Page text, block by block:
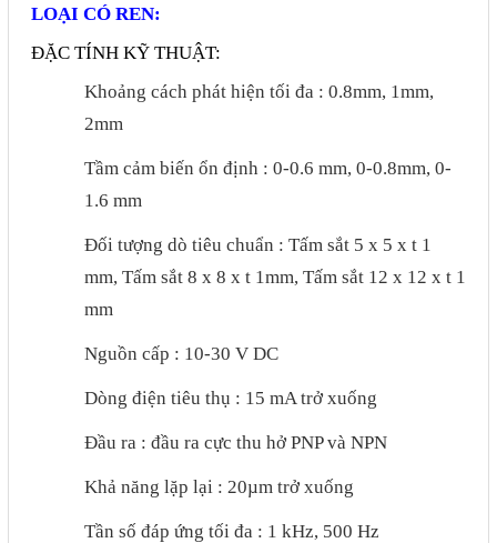
LOẠI CÓ REN:
ĐẶC TÍNH KỸ THUẬT:
Khoảng cách phát hiện tối đa : 0.8mm, 1mm,
2mm
Tầm cảm biến ổn định : 0-0.6 mm, 0-0.8mm, 0-
1.6 mm
Đối tượng dò tiêu chuẩn : Tấm sắt 5 x 5 x t 1
mm, Tấm sắt 8 x 8 x t 1mm, Tấm sắt 12 x 12 x t 1
mm
Nguồn cấp : 10-30 V DC
Dòng điện tiêu thụ : 15 mA trở xuống
Đầu ra : đầu ra cực thu hở PNP và NPN
Khả năng lặp lại : 20µm trở xuống
Tần số đáp ứng tối đa : 1 kHz, 500 Hz
Liên hệ
Facebook